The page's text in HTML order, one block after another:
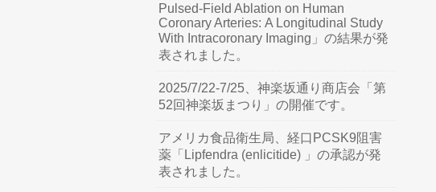
Pulsed-Field Ablation on Human
Coronary Arteries: A Longitudinal Study
With Intracoronary Imaging」の結果が発
表されました。
2025/7/22-7/25、神楽坂通り商店会「第
52回神楽坂まつり」の開催です。
アメリカ食品衛生局、経口PCSK9阻害
薬「Lipfendra (enlicitide) 」の承認が発
表されました。